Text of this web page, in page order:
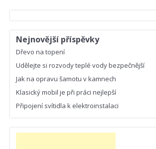
Nejnovější příspěvky
Dřevo na topení
Udělejte si rozvody teplé vody bezpečnější
Jak na opravu šamotu v kamnech
Klasický mobil je při práci nejlepší
Připojení svítidla k elektroinstalaci